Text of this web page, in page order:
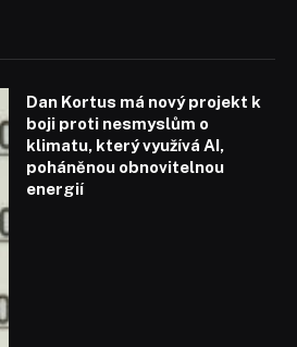
Dan Kortus má nový projekt k
boji proti nesmyslům o
klimatu, který využívá AI,
poháněnou obnovitelnou
energií